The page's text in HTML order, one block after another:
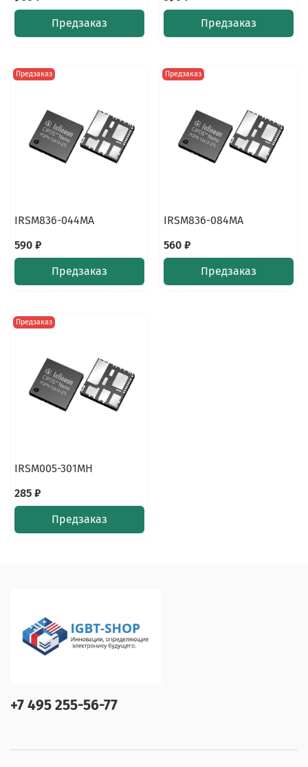
Предзаказ
Предзаказ
Предзаказ
IRSM836-044MA
590 ₽
Предзаказ
Предзаказ
IRSM836-084MA
560 ₽
Предзаказ
Предзаказ
IRSM005-301MH
285 ₽
Предзаказ
+7 495 255-56-77